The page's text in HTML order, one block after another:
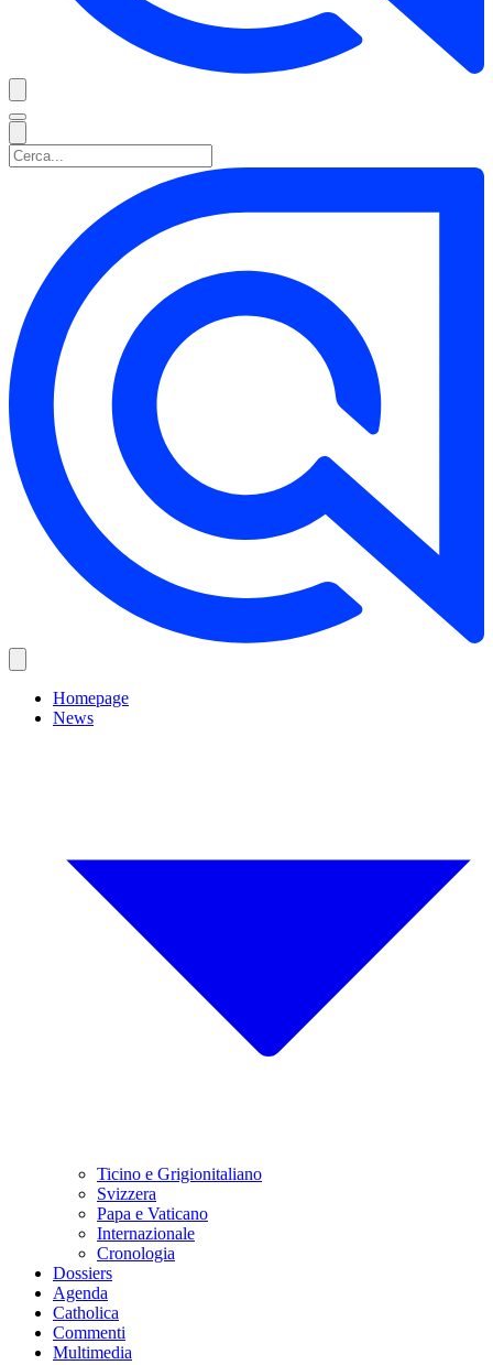
Homepage
News
Ticino e Grigionitaliano
Svizzera
Papa e Vaticano
Internazionale
Cronologia
Dossiers
Agenda
Catholica
Commenti
Multimedia